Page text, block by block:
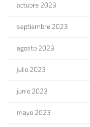
octubre 2023
septiembre 2023
agosto 2023
julio 2023
junio 2023
mayo 2023